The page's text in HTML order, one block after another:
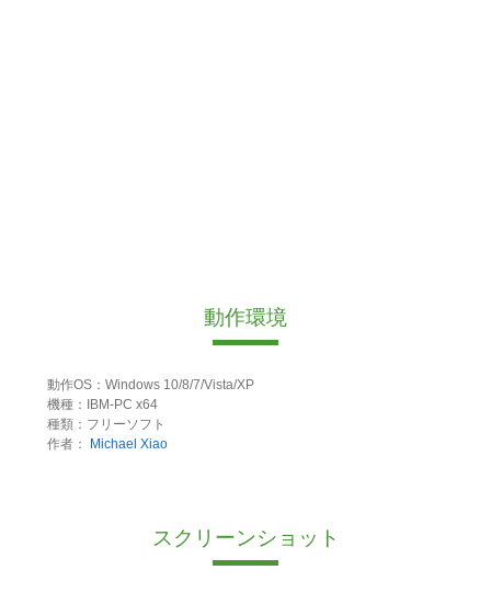
動作環境
動作OS：Windows 10/8/7/Vista/XP
機種：IBM-PC x64
種類：フリーソフト
作者：
Michael Xiao
スクリーンショット